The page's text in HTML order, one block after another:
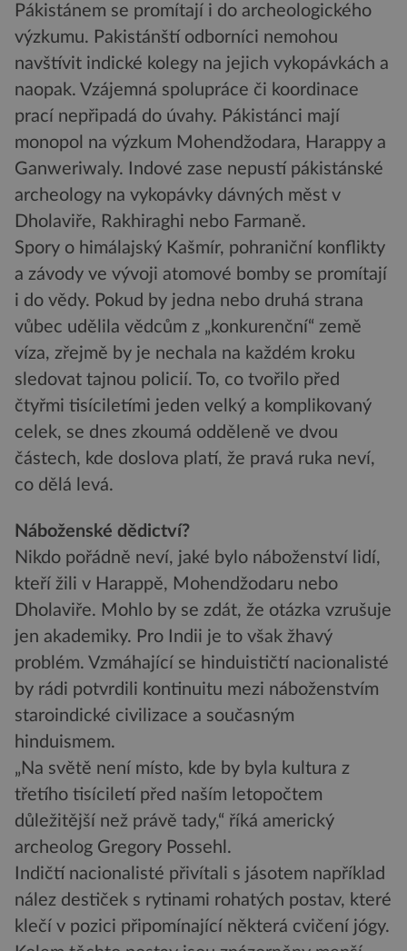
Pákistánem se promítají i do archeologického
výzkumu. Pakistánští odborníci nemohou
navštívit indické kolegy na jejich vykopávkách a
naopak. Vzájemná spolupráce či koordinace
prací nepřipadá do úvahy. Pákistánci mají
monopol na výzkum Mohendžodara, Harappy a
Ganweriwaly. Indové zase nepustí pákistánské
archeology na vykopávky dávných měst v
Dholaviře, Rakhiraghi nebo Farmaně.
Spory o himálajský Kašmír, pohraniční konflikty
a závody ve vývoji atomové bomby se promítají
i do vědy. Pokud by jedna nebo druhá strana
vůbec udělila vědcům z „konkurenční“ země
víza, zřejmě by je nechala na každém kroku
sledovat tajnou policií. To, co tvořilo před
čtyřmi tisíciletími jeden velký a komplikovaný
celek, se dnes zkoumá odděleně ve dvou
částech, kde doslova platí, že pravá ruka neví,
co dělá levá.
Náboženské dědictví?
Nikdo pořádně neví, jaké bylo náboženství lidí,
kteří žili v Harappě, Mohendžodaru nebo
Dholaviře. Mohlo by se zdát, že otázka vzrušuje
jen akademiky. Pro Indii je to však žhavý
problém. Vzmáhající se hinduističtí nacionalisté
by rádi potvrdili kontinuitu mezi náboženstvím
staroindické civilizace a současným
hinduismem.
„Na světě není místo, kde by byla kultura z
třetího tisíciletí před naším letopočtem
důležitější než právě tady,“ říká americký
archeolog Gregory Possehl.
Indičtí nacionalisté přivítali s jásotem například
nález destiček s rytinami rohatých postav, které
klečí v pozici připomínající některá cvičení jógy.